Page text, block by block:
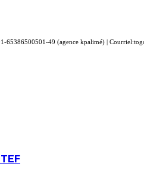
49 (agence kpalimé) |